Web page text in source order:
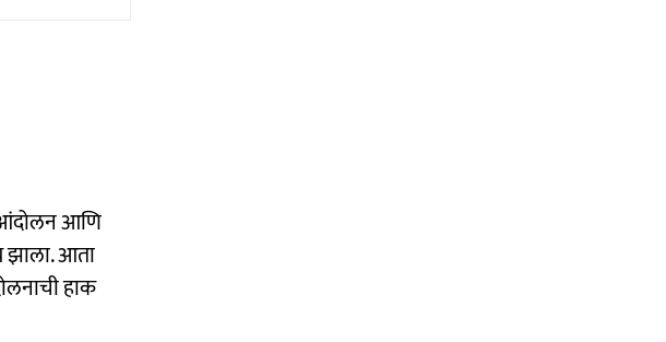
आंदोलन आणि
झाला. आता
हाक